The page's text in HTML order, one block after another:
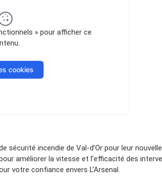
» pour afficher ce
cookies
sécurité incendie de Val-d’Or pour leur
améliorer la vitesse et l’efficacité des
votre confiance envers L’Arsenal.